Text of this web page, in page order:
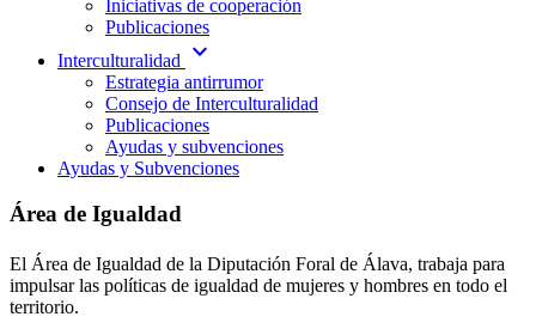
Iniciativas de cooperación
Publicaciones
Interculturalidad
expand_more
Estrategia antirrumor
Consejo de Interculturalidad
Publicaciones
Ayudas y subvenciones
Ayudas y Subvenciones
Área de Igualdad
El Área de Igualdad de la Diputación Foral de Álava, trabaja para
impulsar las políticas de igualdad de mujeres y hombres en todo el
territorio.